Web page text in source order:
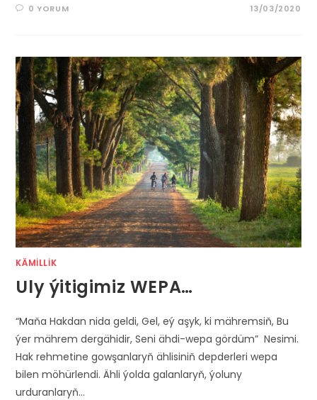
0 YORUM 13/03/2020
KÄMILLIK
Uly ýitigimiz WEPA…
“Maňa Hakdan nida geldi, Gel, eý aşyk, ki mähremsiň, Bu
ýer mährem dergähidir, Seni ähdi-wepa gördüm” Nesimi.
Hak rehmetine gowşanlaryň ählisiniň depderleri wepa
bilen möhürlendi. Ähli ýolda galanlaryň, ýoluny
urduranlaryň…